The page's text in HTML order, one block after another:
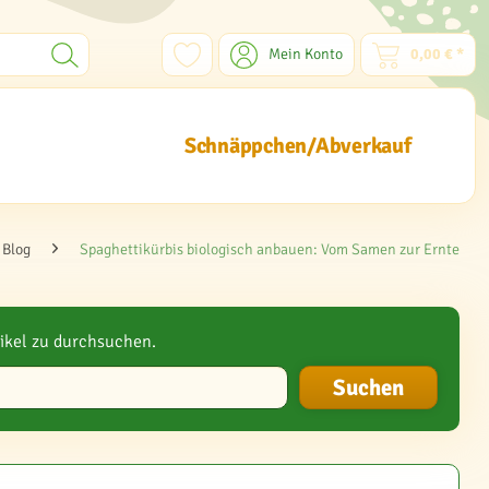
Mein Konto 0,00 € *
Schnäppchen/Abverkauf
Blog Spaghettikürbis biologisch anbauen: Vom Samen zur Ernte
zu durchsuchen.